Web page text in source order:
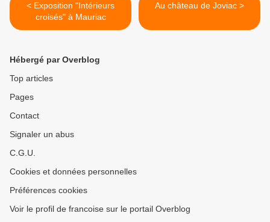
< Exposition "Intérieurs
croisés" à Mauriac
Au château de Joviac >
Hébergé par Overblog
Top articles
Pages
Contact
Signaler un abus
C.G.U.
Cookies et données personnelles
Préférences cookies
Voir le profil de francoise sur le portail Overblog